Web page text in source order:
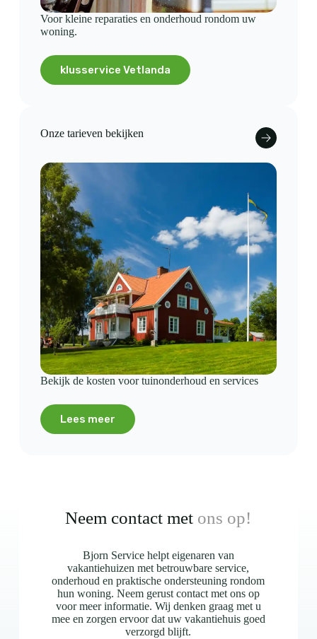
Voor kleine reparaties en onderhoud rondom uw
woning.
klusservice Vetlanda
Onze tarieven bekijken
Bekijk de kosten voor tuinonderhoud en services
Lees meer
Neem contact met ons op!
Bjorn Service helpt eigenaren van
vakantiehuizen met betrouwbare service,
onderhoud en praktische ondersteuning rondom
hun woning. Neem gerust contact met ons op
voor meer informatie. Wij denken graag met u
mee en zorgen ervoor dat uw vakantiehuis goed
verzorgd blijft.